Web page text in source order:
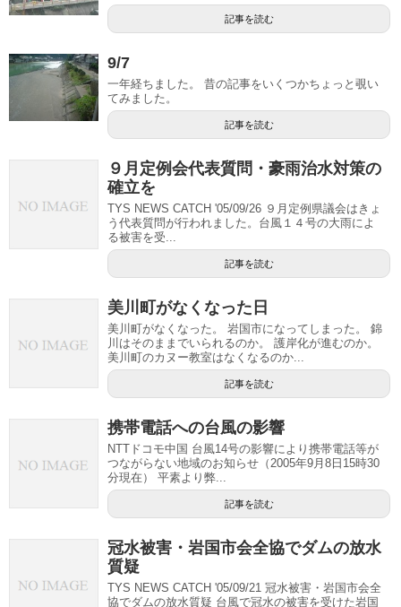
記事を読む
9/7
一年経ちました。 昔の記事をいくつかちょっと覗い
てみました。
記事を読む
９月定例会代表質問・豪雨治水対策の
確立を
TYS NEWS CATCH '05/09/26 ９月定例県議会はきょ
う代表質問が行われました。台風１４号の大雨によ
る被害を受...
記事を読む
美川町がなくなった日
美川町がなくなった。 岩国市になってしまった。 錦
川はそのままでいられるのか。 護岸化が進むのか。
美川町のカヌー教室はなくなるのか...
記事を読む
携帯電話への台風の影響
NTTドコモ中国 台風14号の影響により携帯電話等が
つながらない地域のお知らせ（2005年9月8日15時30
分現在） 平素より弊...
記事を読む
冠水被害・岩国市会全協でダムの放水
質疑
TYS NEWS CATCH '05/09/21 冠水被害・岩国市会全
協でダムの放水質疑 台風で冠水の被害を受けた岩国